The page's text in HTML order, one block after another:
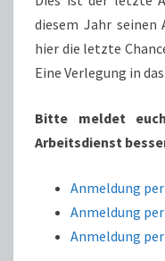
diesem Jahr
hier die letzte
Eine Verlegung in
Bitte meldet
Arbeitsdienst
Anmeldung
Anmeldung
Anmeldung